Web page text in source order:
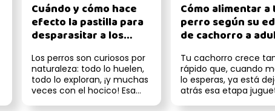
Cuándo y cómo hace
efecto la pastilla para
desparasitar a los
Los perros son curiosos por
naturaleza: todo lo huelen,
todo lo exploran, ¡y muchas
veces con el hocico! Esa
Cómo alimentar a
perro según su
de cachorro a
Tu cachorro crece
rápido que, cuando
lo esperas, ya está
atrás esa etapa